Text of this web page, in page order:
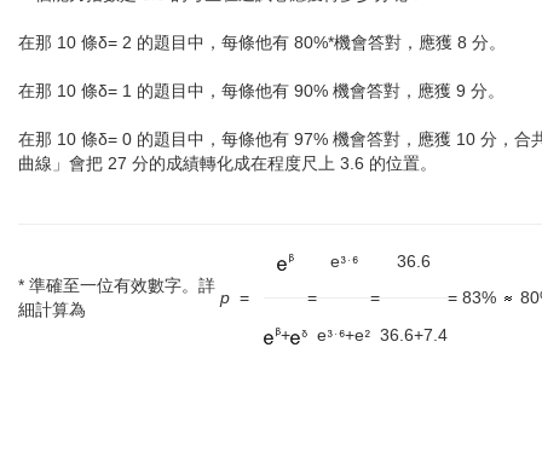
在那 10 條δ= 2 的題目中，每條他有 80%*機會答對，應獲 8 分。
在那 10 條δ= 1 的題目中，每條他有 90% 機會答對，應獲 9 分。
在那 10 條δ= 0 的題目中，每條他有 97% 機會答對，應獲 10 分，合
曲線」會把 27 分的成績轉化成在程度尺上 3.6 的位置。
* 準確至一位有效數字。詳
細計算為
p =
+
=
e
e +e
=
36.6
36.6+7.4
= 83%